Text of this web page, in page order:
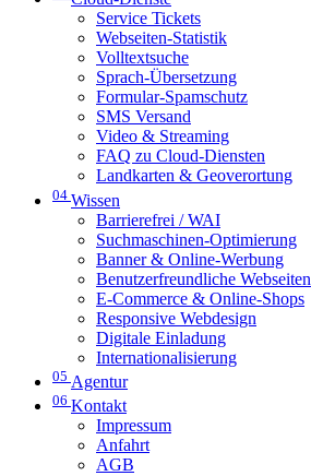
Service Tickets
Webseiten-Statistik
Volltextsuche
Sprach-Übersetzung
Formular-Spamschutz
SMS Versand
Video & Streaming
FAQ zu Cloud-Diensten
Landkarten & Geoverortung
04 Wissen
Barrierefrei / WAI
Suchmaschinen-Optimierung
Banner & Online-Werbung
Benutzerfreundliche Webseiten
E-Commerce & Online-Shops
Responsive Webdesign
Digitale Einladung
Internationalisierung
05 Agentur
06 Kontakt
Impressum
Anfahrt
AGB